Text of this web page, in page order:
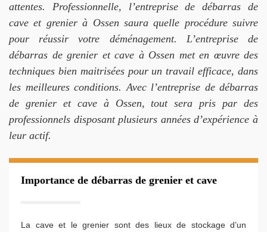
attentes. Professionnelle, l’entreprise de débarras de
cave et grenier à Ossen saura quelle procédure suivre
pour réussir votre déménagement. L’entreprise de
débarras de grenier et cave à Ossen met en œuvre des
techniques bien maitrisées pour un travail efficace, dans
les meilleures conditions. Avec l’entreprise de débarras
de grenier et cave à Ossen, tout sera pris par des
professionnels disposant plusieurs années d’expérience à
leur actif.
Importance de débarras de grenier et cave
La cave et le grenier sont des lieux de stockage d’un